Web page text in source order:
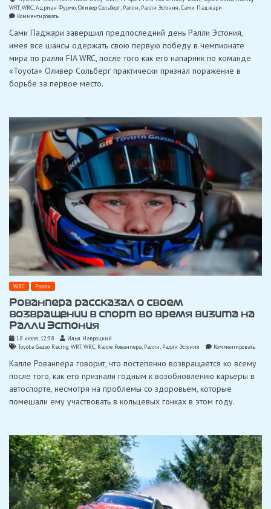
WRT,WRC,Адриан Фурмо,Оливер Сольберг, Ралли, Ралли Эстония,Сами Паджари
Комментироватьon
увеличил
на
Ралли
Эстония
и
приблизился
победе
в
FIA
WRC
Сами Паджари завершил предпоследний день Ралли Эстония,
имея все шансы одержать свою первую победу в чемпионате
мира по ралли FIA WRC, после того как его напарник по команде
«Toyota» Оливер Сольберг практически признал поражение в
борьбе за первое место.
WRC Ралли
Рованпера рассказал о своем
возвращении в спорт во время визита на
Ралли Эстония
18 июля, 12:38
Илья Навроцкий
Toyota Gazoo Racing WRT,WRC, Калле Рованпера, Ралли, Ралли Эстония Комментироватьon
на
Ралли
Калле Рованпера говорит, что постепенно возвращается ко всему
после того, как его признали годным к возобновлению карьеры в
автоспорте, несмотря на проблемы со здоровьем, которые
помешали ему участвовать в кольцевых гонках в этом году.